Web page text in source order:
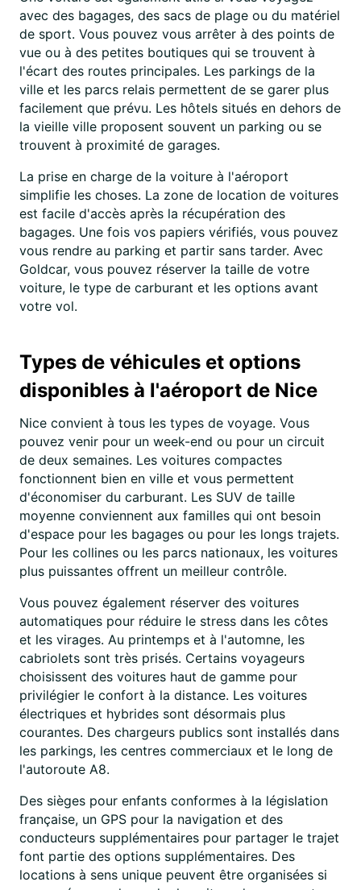
avec des bagages, des sacs de plage ou du matériel
de sport. Vous pouvez vous arrêter à des points de
vue ou à des petites boutiques qui se trouvent à
l'écart des routes principales. Les parkings de la
ville et les parcs relais permettent de se garer plus
facilement que prévu. Les hôtels situés en dehors de
la vieille ville proposent souvent un parking ou se
trouvent à proximité de garages.
La prise en charge de la voiture à l'aéroport
simplifie les choses. La zone de location de voitures
est facile d'accès après la récupération des
bagages. Une fois vos papiers vérifiés, vous pouvez
vous rendre au parking et partir sans tarder. Avec
Goldcar, vous pouvez réserver la taille de votre
voiture, le type de carburant et les options avant
votre vol.
Types de véhicules et options
disponibles à l'aéroport de Nice
Nice convient à tous les types de voyage. Vous
pouvez venir pour un week-end ou pour un circuit
de deux semaines. Les voitures compactes
fonctionnent bien en ville et vous permettent
d'économiser du carburant. Les SUV de taille
moyenne conviennent aux familles qui ont besoin
d'espace pour les bagages ou pour les longs trajets.
Pour les collines ou les parcs nationaux, les voitures
plus puissantes offrent un meilleur contrôle.
Vous pouvez également réserver des voitures
automatiques pour réduire le stress dans les côtes
et les virages. Au printemps et à l'automne, les
cabriolets sont très prisés. Certains voyageurs
choisissent des voitures haut de gamme pour
privilégier le confort à la distance. Les voitures
électriques et hybrides sont désormais plus
courantes. Des chargeurs publics sont installés dans
les parkings, les centres commerciaux et le long de
l'autoroute A8.
Des sièges pour enfants conformes à la législation
française, un GPS pour la navigation et des
conducteurs supplémentaires pour partager le trajet
font partie des options supplémentaires. Des
locations à sens unique peuvent être organisées si